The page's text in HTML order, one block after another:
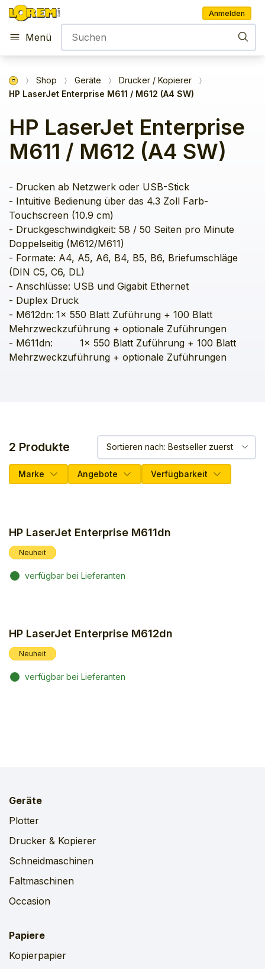
Anmelden
Menü
Shop Geräte
Drucker / Kopierer
HP LaserJet Enterprise M611 / M612 (A4 SW)
HP LaserJet Enterprise
M611 / M612 (A4 SW)
- Drucken ab Netzwerk oder USB-Stick
- Intuitive Bedienung über das 4.3 Zoll Farb-
Touchscreen (10.9 cm)
- Druckgeschwindigkeit: 58 / 50 Seiten pro Minute
Doppelseitig (M612/M611)
- Formate: A4, A5, A6, B4, B5, B6, Briefumschläge
(DIN C5, C6, DL)
- Anschlüsse: USB und Gigabit Ethernet
- Duplex Druck
- M612dn:	1x 550 Blatt Zuführung + 100 Blatt
Mehrzweckzuführung + optionale Zuführungen
- M611dn: 	1x 550 Blatt Zuführung + 100 Blatt
2 Produkte
Marke Angebote Verfügbarkeit
HP LaserJet Enterprise M611dn
Neuheit
verfügbar bei Lieferanten
HP LaserJet Enterprise M612dn
Neuheit
verfügbar bei Lieferanten
Geräte
Plotter
Drucker & Kopierer
Schneidmaschinen
Faltmaschinen
Occasion
Papiere
Kopierpapier